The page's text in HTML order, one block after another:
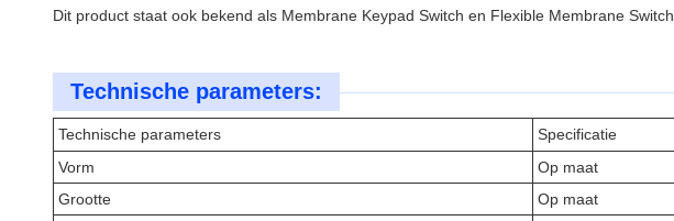
Dit product staat ook bekend als Membrane Keypad Switch en Flexible Membrane Switch.
Technische parameters:
Technische parameters
Specificatie
Vorm
Op maat
Grootte
Op maat